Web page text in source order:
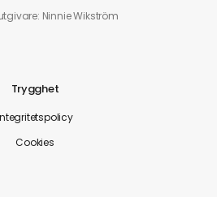
Ninnie Wikström
Trygghet
Cookies